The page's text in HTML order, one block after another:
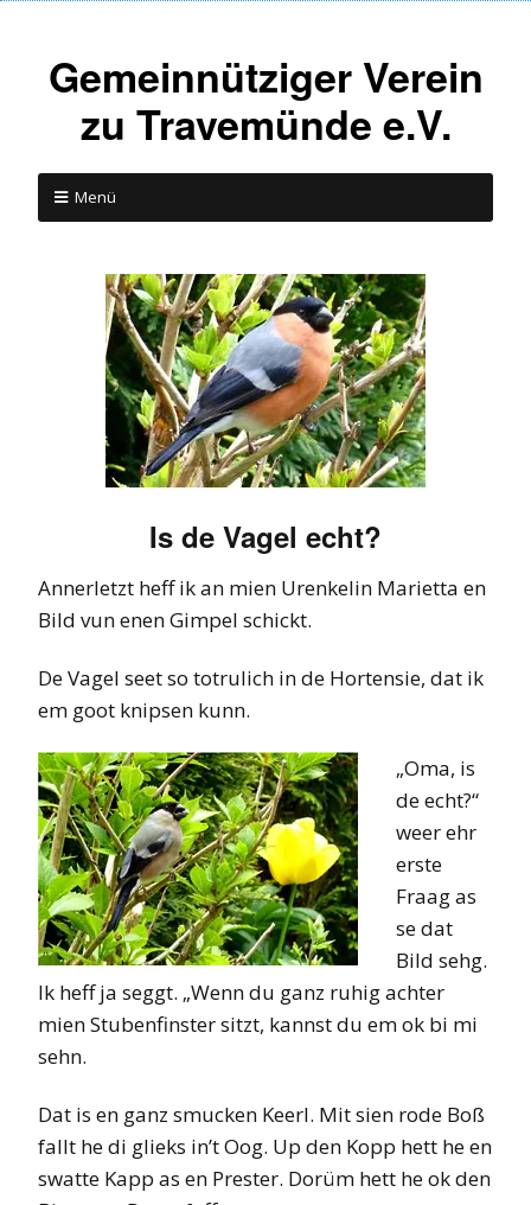
Gemeinnütziger Verein
zu Travemünde e.V.
Menü
Is de Vagel echt?
Annerletzt heff ik an mien Urenkelin Marietta en
Bild vun enen Gimpel schickt.
De Vagel seet so totrulich in de Hortensie, dat ik
em goot knipsen kunn.
„Oma, is
de echt?“
weer ehr
erste
Fraag as
se dat
Bild sehg.
Ik heff ja seggt. „Wenn du ganz ruhig achter
mien Stubenfinster sitzt, kannst du em ok bi mi
sehn.
Dat is en ganz smucken Keerl. Mit sien rode Boß
fallt he di glieks in’t Oog. Up den Kopp hett he en
swatte Kapp as en Prester. Dorüm hett he ok den